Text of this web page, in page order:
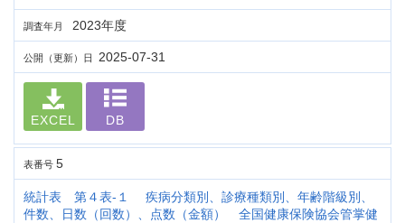
調査年月 2023年度
公開（更新）日 2025-07-31
EXCEL DB
表番号 5
統計表 第４表-１ 疾病分類別、診療種類別、年齢階級別、
件数、日数（回数）、点数（金額） 全国健康保険協会管掌健